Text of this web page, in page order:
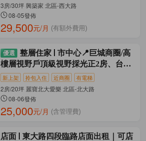
3房/30坪 興築家 北區-西大路
08-05發佈
29,500元/月 (有額外費用)
整層住家
市中心📍巨城商圈/高
樓層視野戶頂級視野採光正2房、台水
台電
新上架 拎包入住 近商圈 有電梯
2房/20坪 麗寶北大愛樂 北區-北大路
08-06發佈
25,000元/月 (含管理費)
店面
東大路四段臨路店面出租｜可店